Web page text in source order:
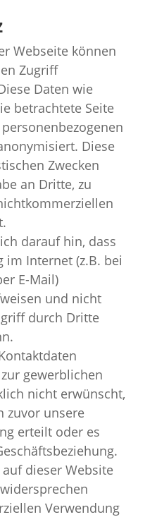
Webseite können
Zugriff
Daten wie
betrachtete Seite
Diese
Zwecken
an Dritte, zu
darauf hin, dass
im Internet (z.B. bei
E-Mail)
und nicht
durch Dritte
gewerblichen
nicht erwünscht,
zuvor unsere
erteilt oder es
dieser Website
Verwendung